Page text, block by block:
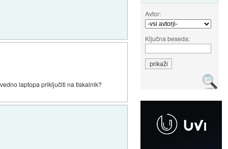
Avtor:
Ključna beseda:
laptopa priključiti na tiskalnik?